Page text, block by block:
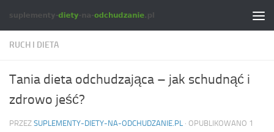
Skip to content
RUCH I DIETA
Tania dieta odchudzająca – jak schudnąć i
zdrowo jeść?
PRZEZ SUPLEMENTY-DIETY-NA-ODCHUDZANIE.PL · OPUBLIKOWANO 1